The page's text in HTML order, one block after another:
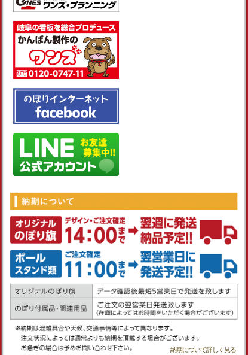
納期について詳しく見る